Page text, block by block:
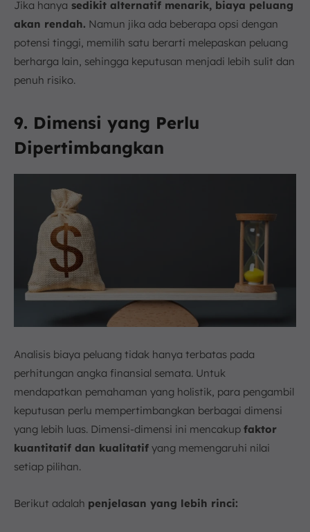
Jika hanya sedikit alternatif menarik, biaya peluang
akan rendah. Namun jika ada beberapa opsi dengan
potensi tinggi, memilih satu berarti melepaskan peluang
berharga lain, sehingga keputusan menjadi lebih sulit dan
penuh risiko.
9. Dimensi yang Perlu
Dipertimbangkan
Analisis biaya peluang tidak hanya terbatas pada
perhitungan angka finansial semata. Untuk
mendapatkan pemahaman yang holistik, para pengambil
keputusan perlu mempertimbangkan berbagai dimensi
yang lebih luas. Dimensi-dimensi ini mencakup faktor
kuantitatif dan kualitatif yang memengaruhi nilai
setiap pilihan.
Berikut adalah penjelasan yang lebih rinci: